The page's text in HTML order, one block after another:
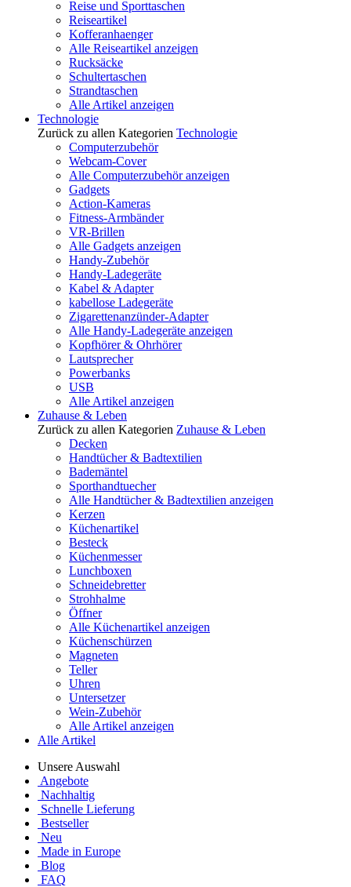
Reise und Sporttaschen
Reiseartikel
Kofferanhaenger
Alle Reiseartikel anzeigen
Rucksäcke
Schultertaschen
Strandtaschen
Alle Artikel anzeigen
Technologie
Zurück zu allen Kategorien Technologie
Computerzubehör
Webcam-Cover
Alle Computerzubehör anzeigen
Gadgets
Action-Kameras
Fitness-Armbänder
VR-Brillen
Alle Gadgets anzeigen
Handy-Zubehör
Handy-Ladegeräte
Kabel & Adapter
kabellose Ladegeräte
Zigarettenanzünder-Adapter
Alle Handy-Ladegeräte anzeigen
Kopfhörer & Ohrhörer
Lautsprecher
Powerbanks
USB
Alle Artikel anzeigen
Zuhause & Leben
Zurück zu allen Kategorien Zuhause & Leben
Decken
Handtücher & Badtextilien
Bademäntel
Sporthandtuecher
Alle Handtücher & Badtextilien anzeigen
Kerzen
Küchenartikel
Besteck
Küchenmesser
Lunchboxen
Schneidebretter
Strohhalme
Öffner
Alle Küchenartikel anzeigen
Küchenschürzen
Magneten
Teller
Uhren
Untersetzer
Wein-Zubehör
Alle Artikel anzeigen
Alle Artikel
Unsere Auswahl
Angebote
Nachhaltig
Schnelle Lieferung
Bestseller
Neu
Made in Europe
Blog
FAQ